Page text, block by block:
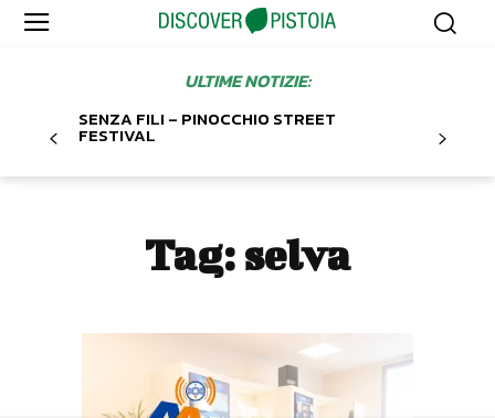
ULTIME NOTIZIE:
SENZA FILI – PINOCCHIO STREET
FESTIVAL
Tag: selva